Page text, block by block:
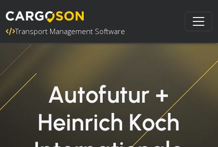
Transport Management Software
Autofutur +
Heinrich Koch